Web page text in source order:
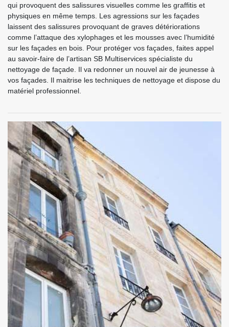
qui provoquent des salissures visuelles comme les graffitis et
physiques en même temps. Les agressions sur les façades
laissent des salissures provoquant de graves détériorations
comme l’attaque des xylophages et les mousses avec l’humidité
sur les façades en bois. Pour protéger vos façades, faites appel
au savoir-faire de l’artisan SB Multiservices spécialiste du
nettoyage de façade. Il va redonner un nouvel air de jeunesse à
vos façades. Il maitrise les techniques de nettoyage et dispose du
matériel professionnel.